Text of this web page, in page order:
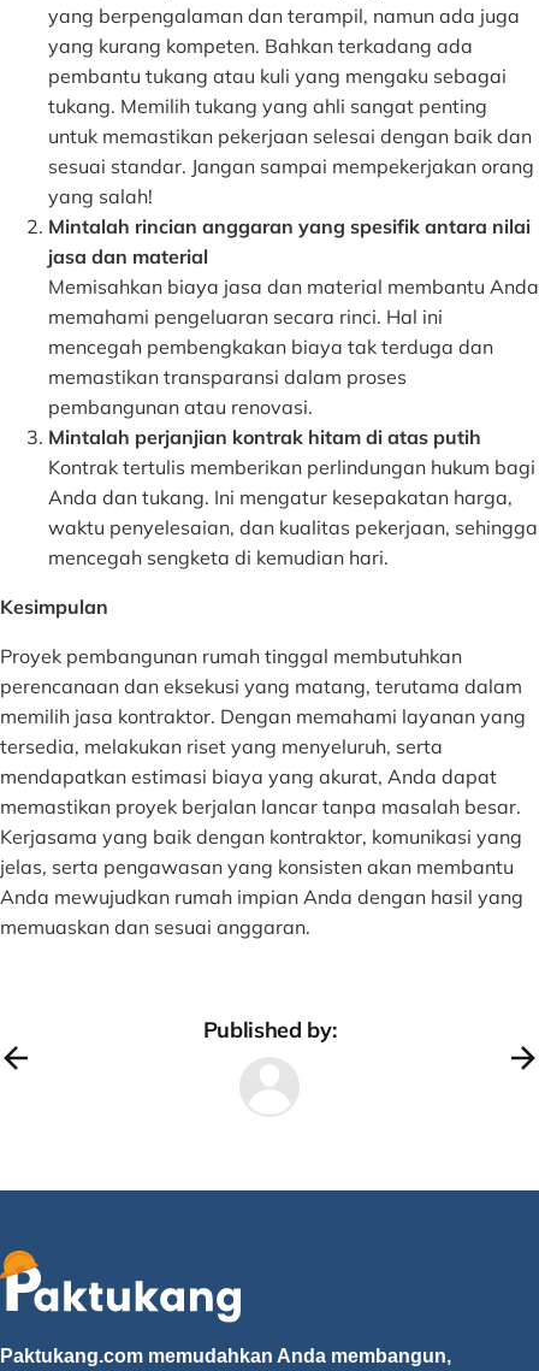
yang berpengalaman dan terampil, namun ada juga
yang kurang kompeten. Bahkan terkadang ada
pembantu tukang atau kuli yang mengaku sebagai
tukang. Memilih tukang yang ahli sangat penting
untuk memastikan pekerjaan selesai dengan baik dan
sesuai standar. Jangan sampai mempekerjakan orang
yang salah!
Mintalah rincian anggaran yang spesifik antara nilai
jasa dan material
Memisahkan biaya jasa dan material membantu Anda
memahami pengeluaran secara rinci. Hal ini
mencegah pembengkakan biaya tak terduga dan
memastikan transparansi dalam proses
pembangunan atau renovasi.
Mintalah perjanjian kontrak hitam di atas putih
Kontrak tertulis memberikan perlindungan hukum bagi
Anda dan tukang. Ini mengatur kesepakatan harga,
waktu penyelesaian, dan kualitas pekerjaan, sehingga
mencegah sengketa di kemudian hari.
Kesimpulan
Proyek pembangunan rumah tinggal membutuhkan
perencanaan dan eksekusi yang matang, terutama dalam
memilih jasa kontraktor. Dengan memahami layanan yang
tersedia, melakukan riset yang menyeluruh, serta
mendapatkan estimasi biaya yang akurat, Anda dapat
memastikan proyek berjalan lancar tanpa masalah besar.
Kerjasama yang baik dengan kontraktor, komunikasi yang
jelas, serta pengawasan yang konsisten akan membantu
Anda mewujudkan rumah impian Anda dengan hasil yang
memuaskan dan sesuai anggaran.
Published by:
Paktukang.com memudahkan Anda membangun,